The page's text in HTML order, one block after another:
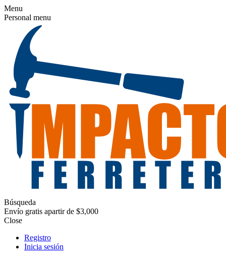
Menu
Personal menu
Búsqueda
Envío gratis apartir de $3,000
Close
Registro
Inicia sesión